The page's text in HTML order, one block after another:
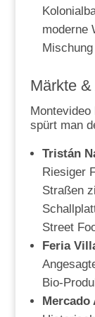
moderne
Märkte
spürt man
Tristán
Riesiger
Straßen
Street
Feria
Bio-
Mercado